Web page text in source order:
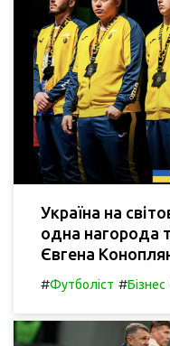
Україна на
одна нагорода
Євгена
#Футболіст #Бізнес